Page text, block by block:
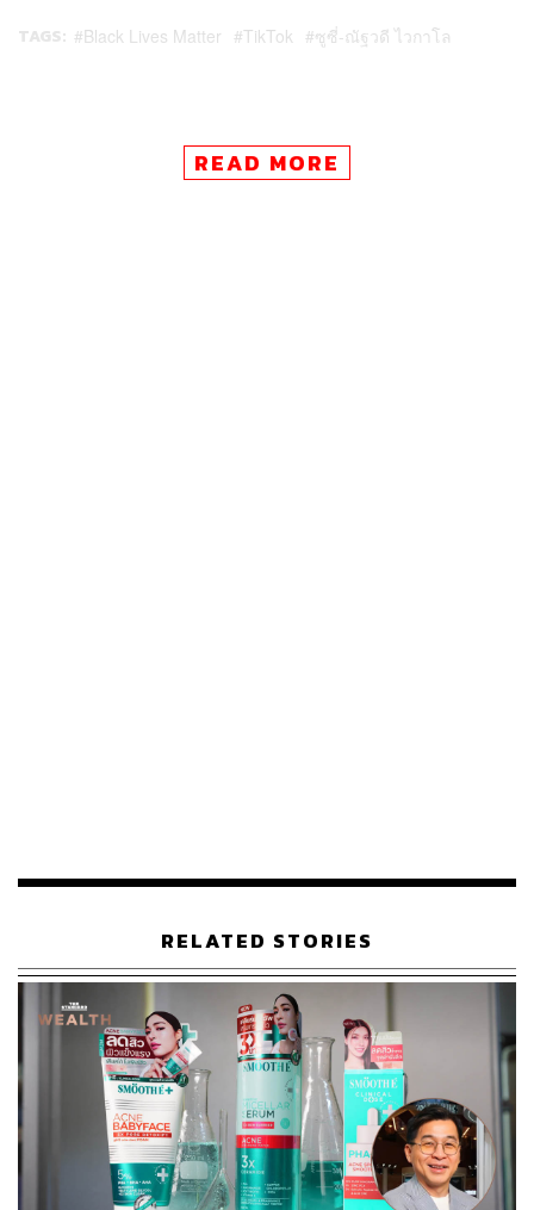
TAGS: Black Lives Matter TikTok ซูซี่-ณัฐวดี ไวกาโล
READ MORE
RELATED STORIES